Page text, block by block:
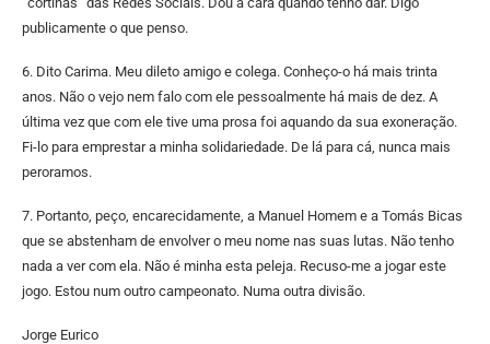
publicamente o que penso.
6. ⁠Dito Carima. Meu dileto amigo e colega. Conheço-o há mais trinta
anos. Não o vejo nem falo com ele pessoalmente há mais de dez. A
última vez que com ele tive uma prosa foi aquando da sua exoneração.
Fi-lo para emprestar a minha solidariedade. De lá para cá, nunca mais
peroramos.
7. ⁠Portanto, peço, encarecidamente, a Manuel Homem e a Tomás Bicas
que se abstenham de envolver o meu nome nas suas lutas. Não tenho
nada a ver com ela. Não é minha esta peleja. Recuso-me a jogar este
jogo. Estou num outro campeonato. Numa outra divisão.
Jorge Eurico